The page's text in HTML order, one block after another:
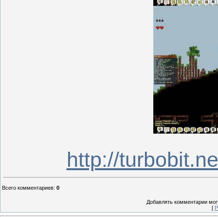
http://
Всего комментариев: 0
Добавлять комментарии
[